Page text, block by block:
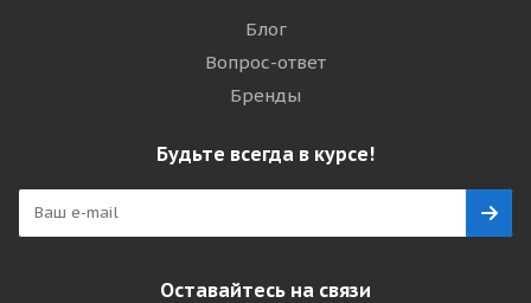
Блог
Вопрос-ответ
Бренды
Будьте всегда в курсе!
Оставайтесь на связи